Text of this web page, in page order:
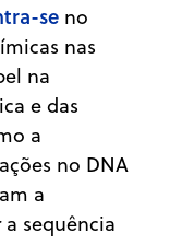
se no
nas
na
e das
a
no DNA
a
sequência